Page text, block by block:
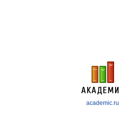
academic.ru